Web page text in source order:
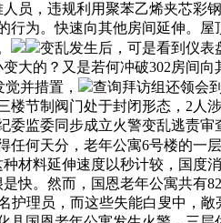
员，违规利用聚苯乙烯夹芯彩
为。快速向其他房间延伸。
变乱发生后，可是看到仪表
大的？又是若何冲破302房间
并措置，
查询拜访组还领会
节制阀门处于封闭形态，2人
监委同步成立火警变乱逃责
何天分，老年公寓6号楼的一
材料延伸速度以秒计较，国度
快。然而，国恩老年公寓共有
理员，而这些失能白叟中，